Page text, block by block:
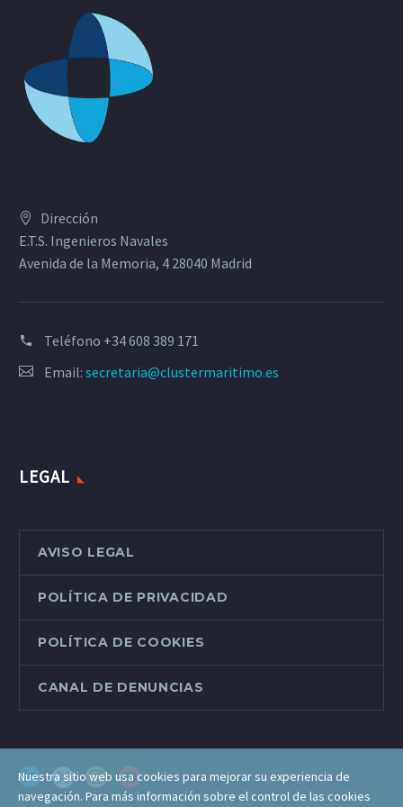
Dirección
E.T.S. Ingenieros Navales
Avenida de la Memoria, 4 28040 Madrid
Teléfono +34 608 389 171
Email: secretaria@clustermaritimo.es
LEGAL
AVISO LEGAL
POLÍTICA DE PRIVACIDAD
POLÍTICA DE COOKIES
CANAL DE DENUNCIAS
Nuestra sitio web usa cookies para mejorar su experiencia de
navegación. Para más información sobre el control de las cookies